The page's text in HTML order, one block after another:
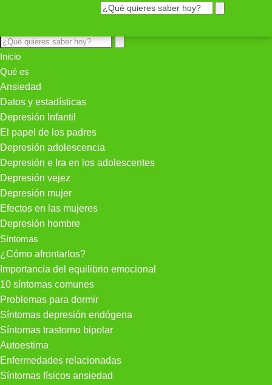
Inicio
Qué es
Ansiedad
Datos y estadísticas
Depresión Infantil
El papel de los padres
Depresión adolescencia
Depresión e Ira en los adolescentes
Depresión vejez
Depresión mujer
Efectos en las mujeres
Depresión hombre
Síntomas
¿Cómo afrontarlos?
Importancia del equilibrio emocional
10 síntomas comunes
Problemas para dormir
Síntomas depresión endógena
Síntomas trastorno bipolar
Autoestima
Enfermedades relacionadas
Síntomas físicos ansiedad